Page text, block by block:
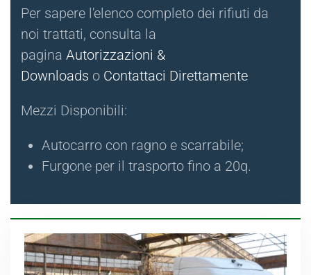
Per sapere l'elenco completo dei rifiuti da
noi trattati, consulta la
pagina Autorizzazioni &
Downloads o Contattaci Direttamente
Mezzi Disponibili:
Autocarro con ragno e scarrabile;
Furgone per il trasporto fino a 20q.